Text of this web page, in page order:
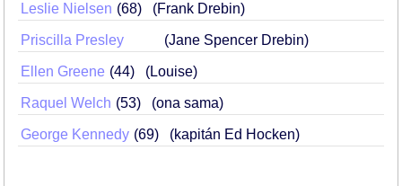
Leslie Nielsen 68 (Frank Drebin)
Priscilla Presley (Jane Spencer Drebin)
Ellen Greene 44 (Louise)
Raquel Welch 53 (ona sama)
George Kennedy 69 (kapitán Ed Hocken)